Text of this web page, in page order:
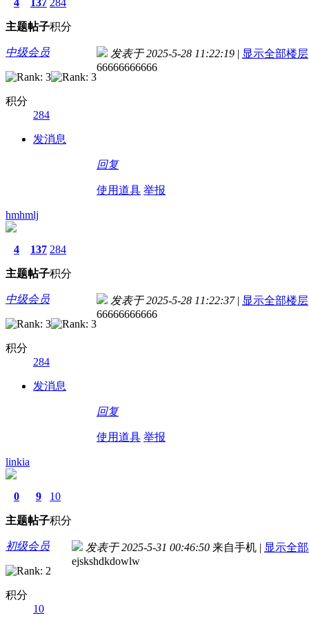
4
主题
137
帖子
284
积分
中级会员
积分
284
发消息
发表于 2025-5-28 11:22:19 | 显示全部楼层
66666666666
回复
使用道具 举报
hmhmlj
4
主题
137
帖子
284
积分
中级会员
积分
284
发消息
发表于 2025-5-28 11:22:37 | 显示全部楼层
66666666666
回复
使用道具 举报
linkia
0
主题
9
帖子
10
积分
初级会员
积分
10
发表于 2025-5-31 00:46:50 来自手机 | 显示全
ejskshdkdowlw